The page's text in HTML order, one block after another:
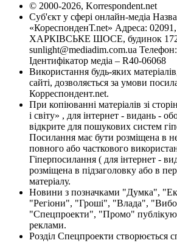
© 2000-2026, Korrespondent.net
Суб'єкт у сфері онлайн-медіа
«КореспонденТ.net» Адреса: 02091,
ХАРКІВСЬКЕ ШОСЕ, будинок 172-
sunlight@mediadim.com.ua
Ідентифікатор медіа – R40-06068
Використання будь-яких
сайті, дозволяється за умови
Корреспондент.net.
При копіюванні матеріалів зі
і світу» , для інтернет - видань -
відкрите для пошукових систем
Посилання має бути розміщена в
повного або часткового
Гіперпосилання ( для інтернет -
розміщена в підзаголовку або в
матеріалу.
Новини з позначками "Думка",
"Регіони", "Гроші", "Влада",
"Спецпроекти", "Промо"
реклами.
Розділ Спецпроекти створюється